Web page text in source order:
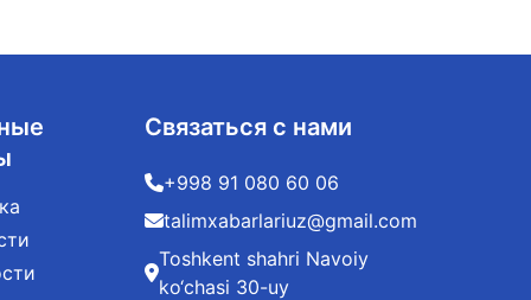
Связаться с нами
+998 91 080 60 06
talimxabarlariuz@gmail.com
Toshkent shahri Navoiy
ko‘chasi 30-uy